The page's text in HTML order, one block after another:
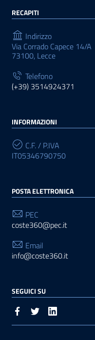
RECAPITI
Indirizzo
Via Corrado Capece 14/A
73100, Lecce
Telefono
(+39) 3514924371
INFORMAZIONI
C.F. / P.IVA
IT05346790750
POSTA ELETTRONICA
PEC
coste360@pec.it
Email
info@coste360.it
SEGUICI SU